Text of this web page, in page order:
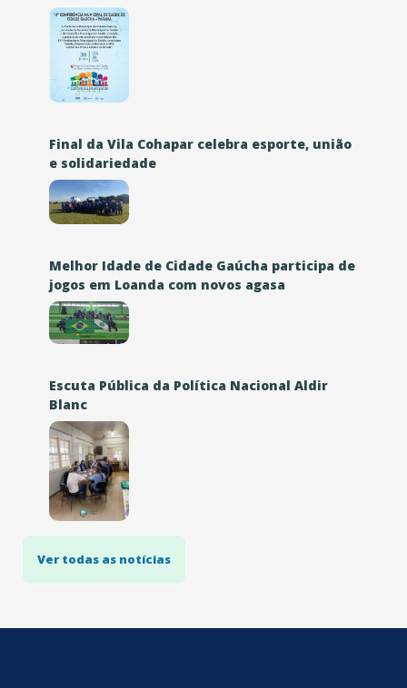
Final da Vila Cohapar celebra esporte, união
e solidariedade
Melhor Idade de Cidade Gaúcha participa de
jogos em Loanda com novos agasa
Escuta Pública da Política Nacional Aldir
Blanc
Ver todas as notícias